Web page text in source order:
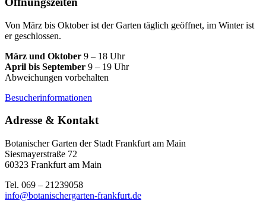
Von März bis Oktober ist der Garten täglich geöffnet, im Winter ist
er geschlossen.
März und Oktober 9 – 18 Uhr
April bis September 9 – 19 Uhr
Abweichungen vorbehalten
Besucherinformationen
Adresse & Kontakt
Botanischer Garten der Stadt Frankfurt am Main
Siesmayerstraße 72
60323 Frankfurt am Main
Tel. 069 – 21239058
info@botanischergarten-frankfurt.de